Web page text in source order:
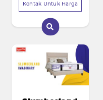
Kontak Untuk Harga